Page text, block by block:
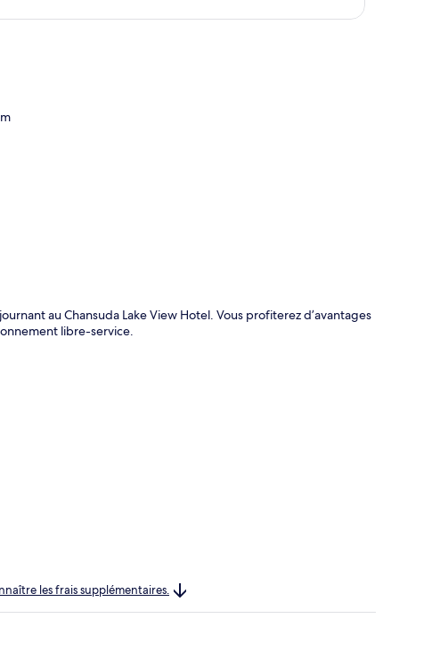
au Chansuda Lake View Hotel. Vous profiterez d’avantages
libre-service.
les frais supplémentaires.